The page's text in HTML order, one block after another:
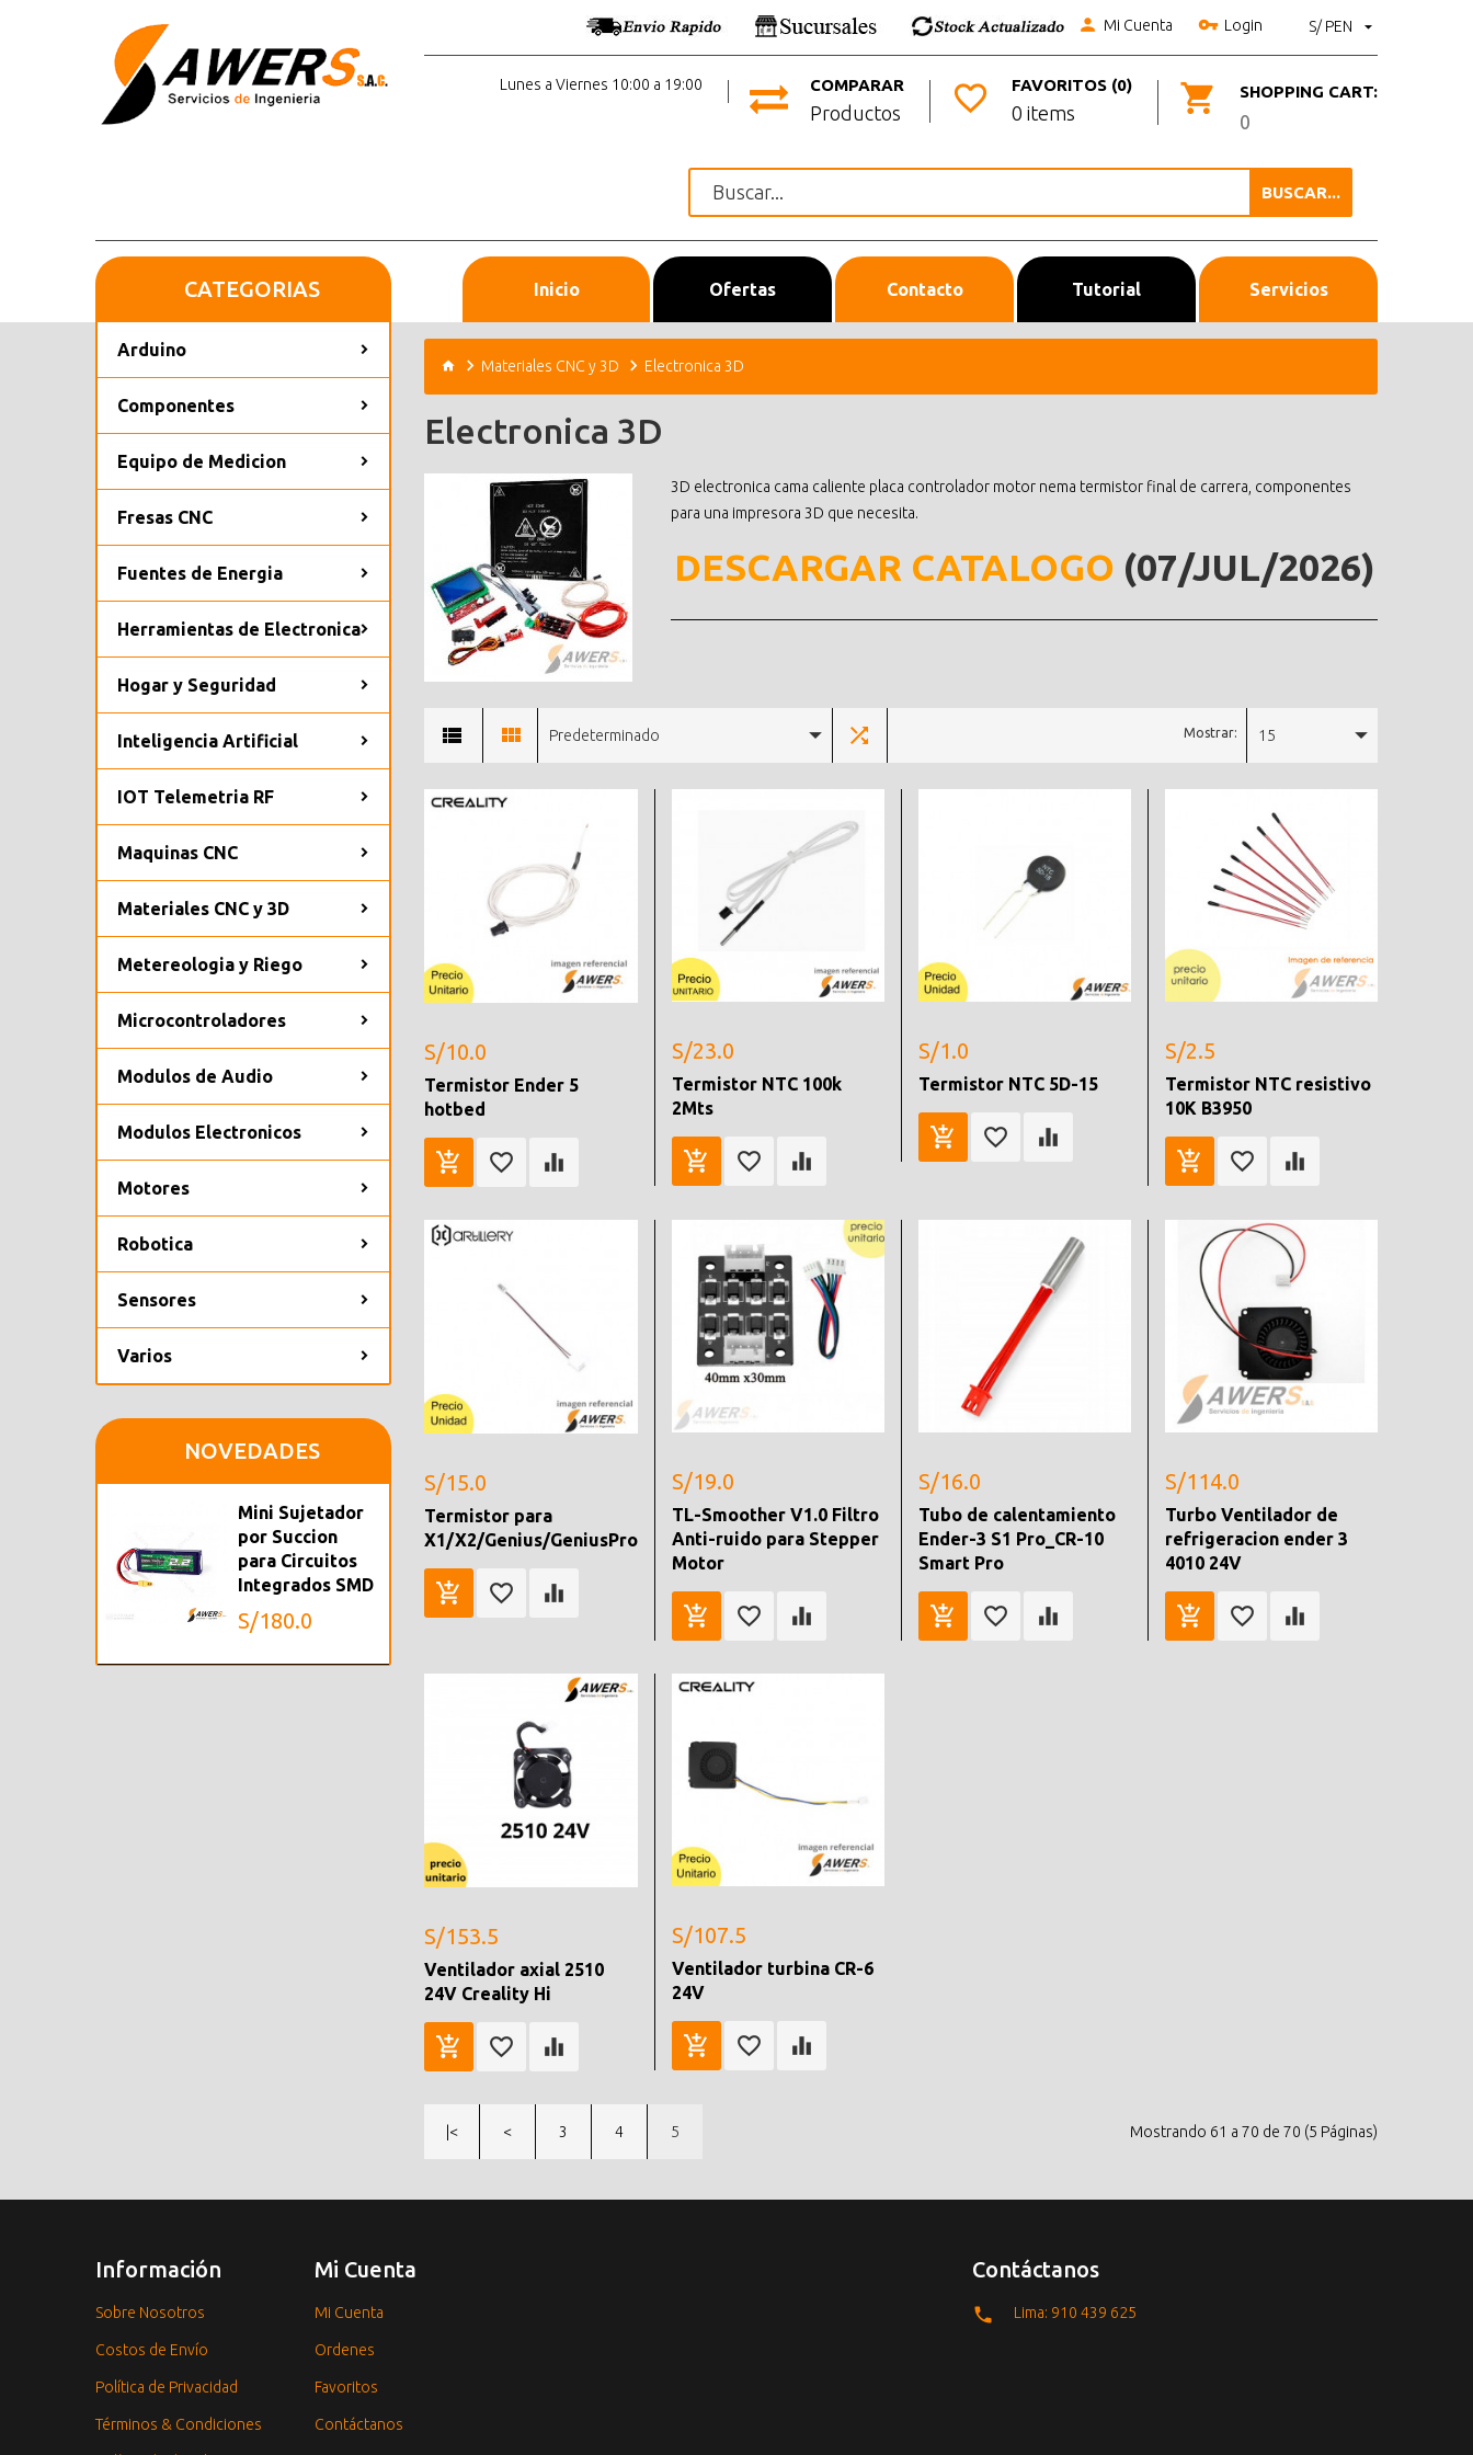
S/ PEN
Mi Cuenta Login
SHOPPING CART:
0
FAVORITOS (0)
0 items
COMPARAR
Productos
Lunes a Viernes 10:00 a 19:00
BUSCAR...
Inicio Ofertas Contacto Tutorial Servicios
CATEGORIAS
Arduino
Componentes
Equipo de Medicion
Fresas CNC
Fuentes de Energia
Herramientas de Electronica
Hogar y Seguridad
Inteligencia Artificial
IOT Telemetria RF
Maquinas CNC
Materiales CNC y 3D
Metereologia y Riego
Microcontroladores
Modulos de Audio
Modulos Electronicos
Motores
Robotica
Sensores
Varios
NOVEDADES
Mini Sujetador
por Succion
para Circuitos
Integrados SMD
S/180.0
Materiales CNC y 3D Electronica 3D
Electronica 3D
3D electronica cama caliente placa controlador motor nema termistor final de carrera, componentes
para una impresora 3D que necesita.
DESCARGAR CATALOGO (07/JUL/2026)
Predeterminado Mostrar: 15
S/10.0
Termistor Ender 5
hotbed
S/23.0
Termistor NTC 100k
2Mts
S/1.0
Termistor NTC 5D-15
S/2.5
Termistor NTC resistivo
10K B3950
S/15.0
Termistor para
X1/X2/Genius/GeniusPro
S/19.0
TL-Smoother V1.0 Filtro
Anti-ruido para Stepper
Motor
S/16.0
Tubo de calentamiento
Ender-3 S1 Pro_CR-10
Smart Pro
S/114.0
Turbo Ventilador de
refrigeracion ender 3
4010 24V
S/153.5
Ventilador axial 2510
24V Creality Hi
S/107.5
Ventilador turbina CR-6
24V
|< < 3 4 5 Mostrando 61 a 70 de 70 (5 Páginas)
Información
Sobre Nosotros
Costos de Envío
Política de Privacidad
Términos & Condiciones
Mi Cuenta
Mi Cuenta
Ordenes
Favoritos
Contáctanos
Contáctanos
Lima: 910 439 625